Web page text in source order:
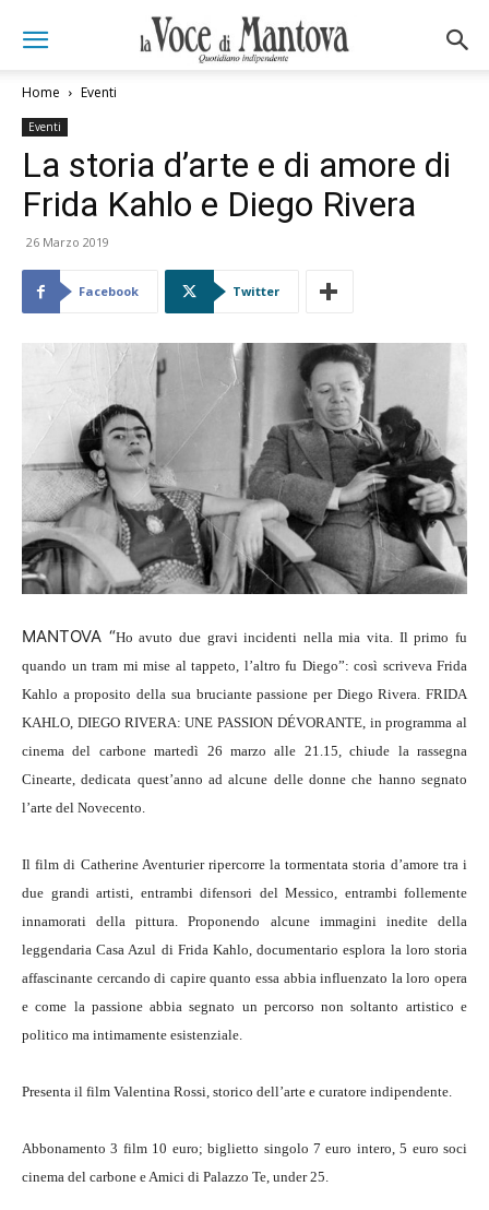
Home Eventi
Eventi
La storia d’arte e di amore di
Frida Kahlo e Diego Rivera
26 Marzo 2019
Facebook Twitter
MANTOVA “Ho avuto due gravi incidenti nella mia vita. Il primo fu
quando un tram mi mise al tappeto, l’altro fu Diego”: così scriveva Frida
Kahlo a proposito della sua bruciante passione per Diego Rivera. FRIDA
KAHLO, DIEGO RIVERA: UNE PASSION DÉVORANTE, in programma al
cinema del carbonemartedì 26 marzo alle 21.15, chiude la rassegna
Cinearte , dedicata quest’anno ad alcune delle donne che hanno segnato
l’arte del Novecento.
Il film di Catherine Aventurier ripercorre la tormentata storia d’amore tra i
due grandi artisti, entrambi difensori del Messico, entrambi follemente
innamorati della pittura. Proponendo alcune immagini inedite della
leggendaria Casa Azul di Frida Kahlo, documentario esplora la loro storia
affascinante cercando di capire quanto essa abbia influenzato la loro opera
e come la passione abbia segnato un percorso non soltanto artistico e
politico ma intimamente esistenziale.
Presenta il film Valentina Rossi , storico dell’arte e curatore indipendente.
Abbonamento 3 film 10 euro; biglietto singolo 7 euro intero, 5 euro soci
cinema del carbone e Amici di Palazzo Te, under 25.